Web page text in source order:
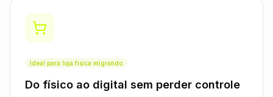
Ideal para loja física migrando
Do físico ao digital sem perder controle